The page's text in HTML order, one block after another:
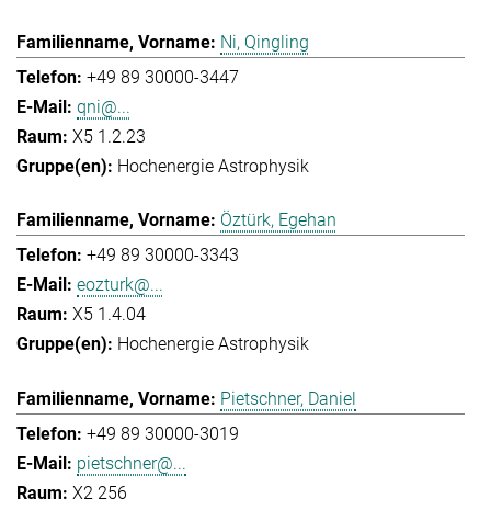
Ni, Qingling
+49 89 30000-3447
qni@...
X5 1.2.23
Hochenergie Astrophysik
Öztürk, Egehan
+49 89 30000-3343
eozturk@...
X5 1.4.04
Hochenergie Astrophysik
Pietschner, Daniel
+49 89 30000-3019
pietschner@...
X2 256